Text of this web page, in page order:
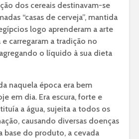
dos cereais destinavam-se
“casas de cerveja”, mantida
logo aprenderam a arte
carregaram a tradição no
o líquido à sua dieta
naquela época era bem
em dia. Era escura, forte e
a água, sujeita a todos os
causando diversas doenças
base do produto, a cevada